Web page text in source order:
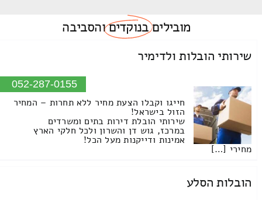
מוביליםבנוקדיםוהסביבה
שירותי הובלות ולדימיר
052-287-0155
חייגו וקבלו הצעת מחיר ללא תחרות – המחיר
הזול בישראל!
שירותי הובלת דירות בתים ומשרדים
במרכז, גוש דן והשרון ולכל חלקי הארץ
אמינות ודייקנות מעל הכל!
מחירי […]
הובלות הסלע